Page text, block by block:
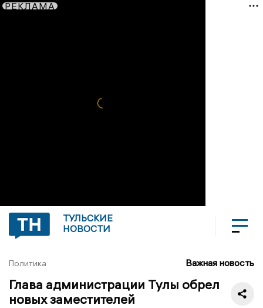
РЕКЛАМА
ТУЛЬСКИЕ
НОВОСТИ
Политика Важная новость
Глава администрации Тулы обрел
новых заместителей